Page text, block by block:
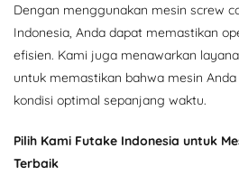
Dengan menggunakan mesin screw
Indonesia, Anda dapat memastikan
efisien. Kami juga menawarkan
untuk memastikan bahwa mesin
kondisi optimal sepanjang waktu.
Pilih Kami Futake Indonesia untuk
Terbaik